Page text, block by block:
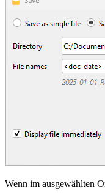
Wenn im ausgewählten